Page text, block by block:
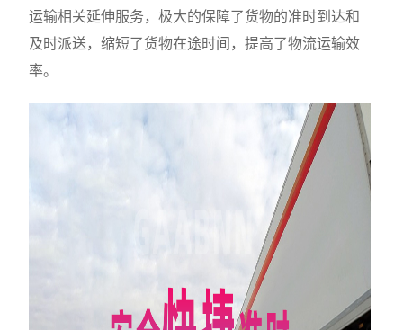
运输相关延伸服务，极大的保障了货物的准时到达和
及时派送，缩短了货物在途时间，提高了物流运输效
率。